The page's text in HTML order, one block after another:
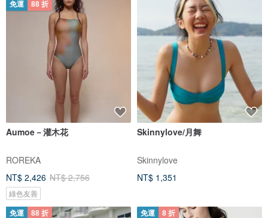
免運 88 折
Aumoe－灌木花
ROREKA
NT$ 2,426 NT$ 2,756
綠色友善
Skinnylove/月舞
Skinnylove
NT$ 1,351
免運 88 折 免運 8 折